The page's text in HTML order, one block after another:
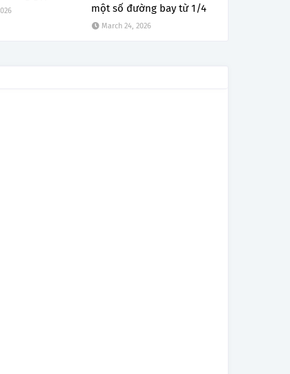
một số đường bay từ 1/4
March 24, 2026